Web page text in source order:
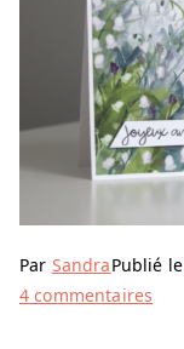
Par SandraPublié le
4 commentaires